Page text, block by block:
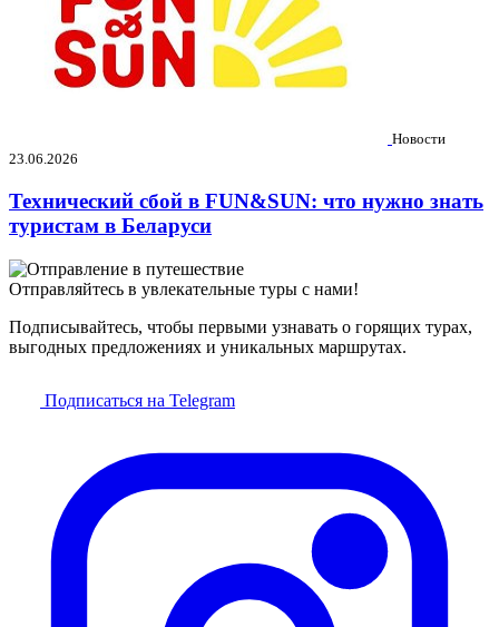
Новости
23.06.2026
Технический сбой в FUN&SUN: что нужно знать
туристам в Беларуси
Отправляйтесь в увлекательные туры с нами!
Подписывайтесь, чтобы первыми узнавать о горящих турах,
выгодных предложениях и уникальных маршрутах.
Подписаться на Telegram